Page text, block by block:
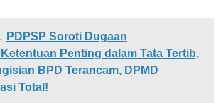
PDPSP Soroti Dugaan
Penting dalam Tata Tertib,
BPD Terancam, DPMD
Total!